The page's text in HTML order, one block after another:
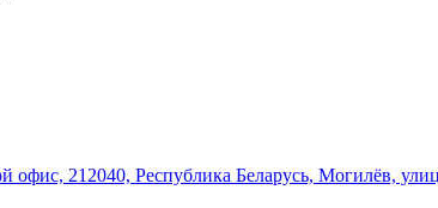
212040, Республика Беларусь, Могилёв,